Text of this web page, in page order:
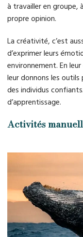
à travailler en groupe,
propre opinion.
La créativité, c’est
d’exprimer leurs
environnement. En
leur donnons les
des individus
d’apprentissage.
Activités